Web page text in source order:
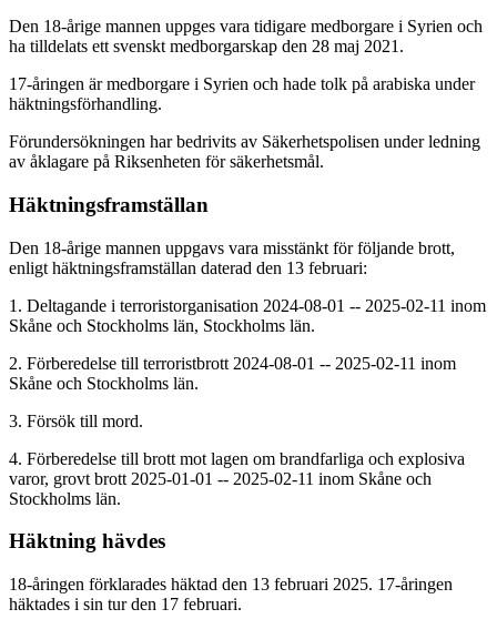
Den 18-årige mannen uppges vara tidigare medborgare i Syrien och
ha tilldelats ett svenskt medborgarskap den 28 maj 2021.
17-åringen är medborgare i Syrien och hade tolk på arabiska under
häktningsförhandling.
Förundersökningen har bedrivits av Säkerhetspolisen under ledning
av åklagare på Riksenheten för säkerhetsmål.
Häktningsframställan
Den 18-årige mannen uppgavs vara misstänkt för följande brott,
enligt häktningsframställan daterad den 13 februari:
1. Deltagande i terroristorganisation 2024-08-01 -- 2025-02-11 inom
Skåne och Stockholms län, Stockholms län.
2. Förberedelse till terroristbrott 2024-08-01 -- 2025-02-11 inom
Skåne och Stockholms län.
3. Försök till mord.
4. Förberedelse till brott mot lagen om brandfarliga och explosiva
varor, grovt brott 2025-01-01 -- 2025-02-11 inom Skåne och
Stockholms län.
Häktning hävdes
18-åringen förklarades häktad den 13 februari 2025. 17-åringen
häktades i sin tur den 17 februari.